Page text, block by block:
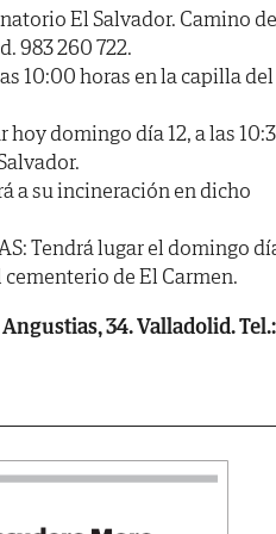
El Salvador. Camino
983 260 722.
10:00 horas en la capilla del
hoy domingo día 12, a las
a su incineración en dicho
Tendrá lugar el domingo
cementerio de El Carmen.
34. Valladolid. Tel.: